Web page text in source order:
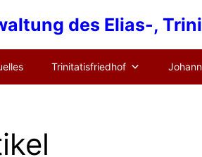
des Elias-,
Trinitatisfriedhof